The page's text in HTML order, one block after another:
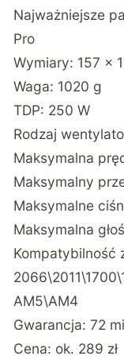
Najważniejsze
Pro
Wymiary: 157 x
Waga: 1020 g
TDP: 250 W
Rodzaj
Maksymalna
Maksymalny
Maksymalne
Maksymalna
Kompatybilność
AM5\AM4
Gwarancja: 72
Cena: ok. 289 zł